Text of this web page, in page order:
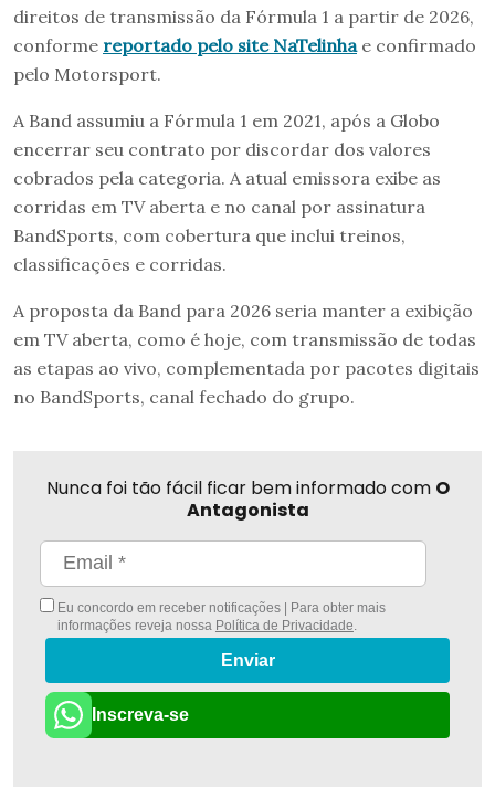
direitos de transmissão da Fórmula 1 a partir de 2026,
conforme reportado pelo site NaTelinhae confirmado
pelo Motorsport.
A Band assumiu a Fórmula 1 em 2021, após a Globo
encerrar seu contrato por discordar dos valores
cobrados pela categoria. A atual emissora exibe as
corridas em TV aberta e no canal por assinatura
BandSports, com cobertura que inclui treinos,
classificações e corridas.
A proposta da Band para 2026 seria manter a exibição
em TV aberta, como é hoje, com transmissão de todas
as etapas ao vivo, complementada por pacotes digitais
no BandSports, canal fechado do grupo.
Nunca foi tão fácil ficar bem informado com O
Antagonista
Eu concordo em receber notificações | Para obter mais
informações reveja nossa Política de Privacidade
Enviar
Inscreva-se